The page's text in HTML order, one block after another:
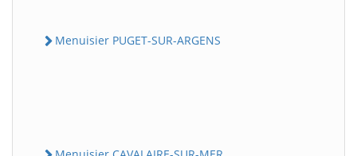
Menuisier PUGET-SUR-ARGENS